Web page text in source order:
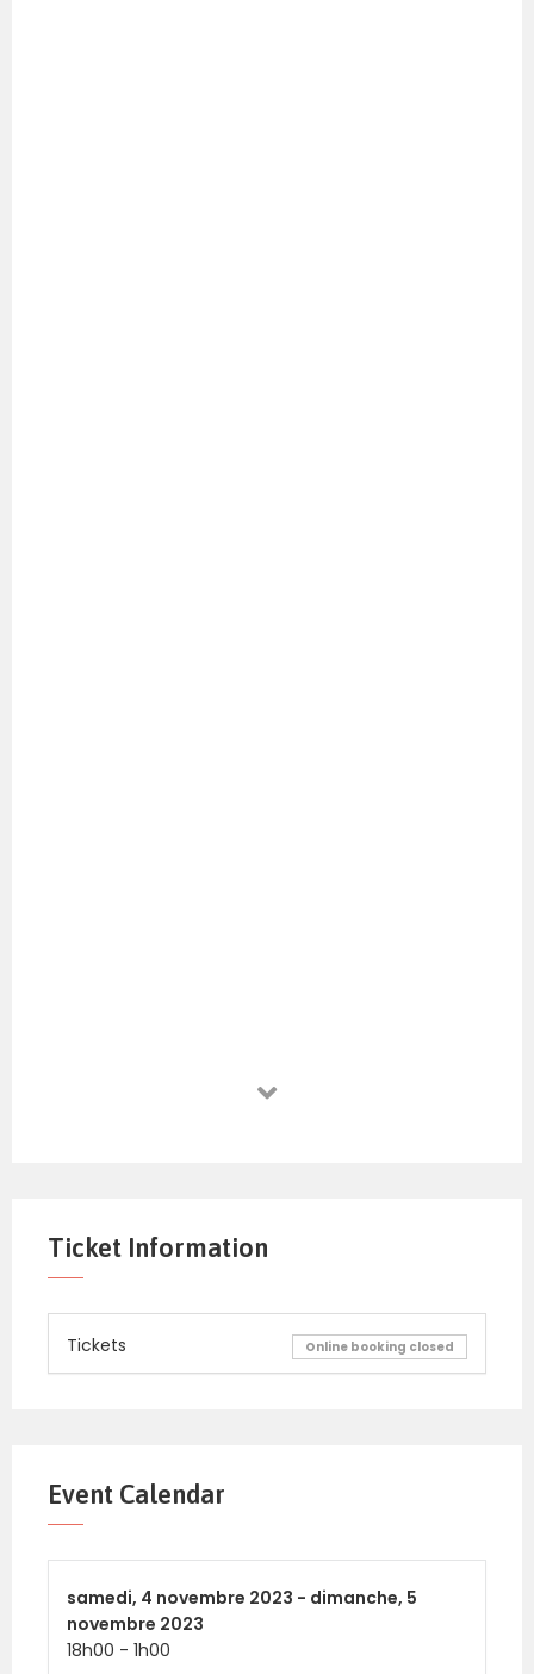
Ticket Information
Tickets Online booking closed
Event Calendar
samedi, 4 novembre 2023 - dimanche, 5
novembre 2023
18h00 - 1h00